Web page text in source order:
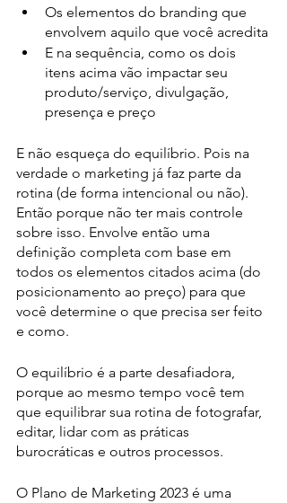
Os elementos do branding que
envolvem aquilo que você acredita
E na sequência, como os dois
itens acima vão impactar seu
produto/serviço, divulgação,
presença e preço
E não esqueça do equilíbrio. Pois na
verdade o marketing já faz parte da
rotina (de forma intencional ou não).
Então porque não ter mais controle
sobre isso. Envolve então uma
definição completa com base em
todos os elementos citados acima (do
posicionamento ao preço) para que
você determine o que precisa ser feito
e como.
O equilíbrio é a parte desafiadora,
porque ao mesmo tempo você tem
que equilibrar sua rotina de fotografar,
editar, lidar com as práticas
burocráticas e outros processos.
O Plano de Marketing 2023 é uma